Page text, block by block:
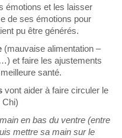
émotions et les laisser
de ses émotions pour
pu être générés.
(mauvaise alimentation –
et faire les ajustements
santé.
vont aider à faire circuler le
Chi)
en bas du ventre (entre
mettre sa main sur le